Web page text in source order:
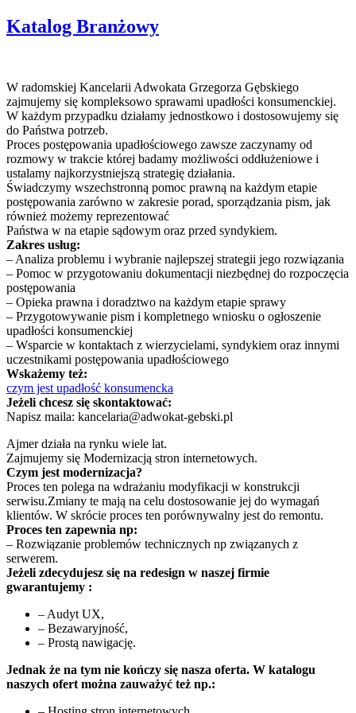
Katalog Branżowy
W radomskiej Kancelarii Adwokata Grzegorza Gębskiego
zajmujemy się kompleksowo sprawami upadłości konsumenckiej.
W każdym przypadku działamy jednostkowo i dostosowujemy się
do Państwa potrzeb.
Proces postępowania upadłościowego zawsze zaczynamy od
rozmowy w trakcie której badamy możliwości oddłużeniowe i
ustalamy najkorzystniejszą strategię działania.
Świadczymy wszechstronną pomoc prawną na każdym etapie
postępowania zarówno w zakresie porad, sporządzania pism, jak
również możemy reprezentować
Państwa w na etapie sądowym oraz przed syndykiem.
Zakres usług:
– Analiza problemu i wybranie najlepszej strategii jego rozwiązania
– Pomoc w przygotowaniu dokumentacji niezbędnej do rozpoczęcia
postępowania
– Opieka prawna i doradztwo na każdym etapie sprawy
– Przygotowywanie pism i kompletnego wniosku o ogłoszenie
upadłości konsumenckiej
– Wsparcie w kontaktach z wierzycielami, syndykiem oraz innymi
uczestnikami postępowania upadłościowego
Wskażemy też:
czym jest upadłość konsumencka
Jeżeli chcesz się skontaktować:
Napisz maila: kancelaria@adwokat-gebski.pl
Ajmer działa na rynku wiele lat.
Zajmujemy się Modernizacją stron internetowych.
Czym jest modernizacja?
Proces ten polega na wdrażaniu modyfikacji w konstrukcji
serwisu.Zmiany te mają na celu dostosowanie jej do wymagań
klientów. W skrócie proces ten porównywalny jest do remontu.
Proces ten zapewnia np:
– Rozwiązanie problemów technicznych np związanych z
serwerem.
Jeżeli zdecydujesz się na redesign w naszej firmie
gwarantujemy :
– Audyt UX,
– Bezawaryjność,
– Prostą nawigację.
Jednak że na tym nie kończy się nasza oferta. W katalogu
naszych ofert można zauważyć też np.: